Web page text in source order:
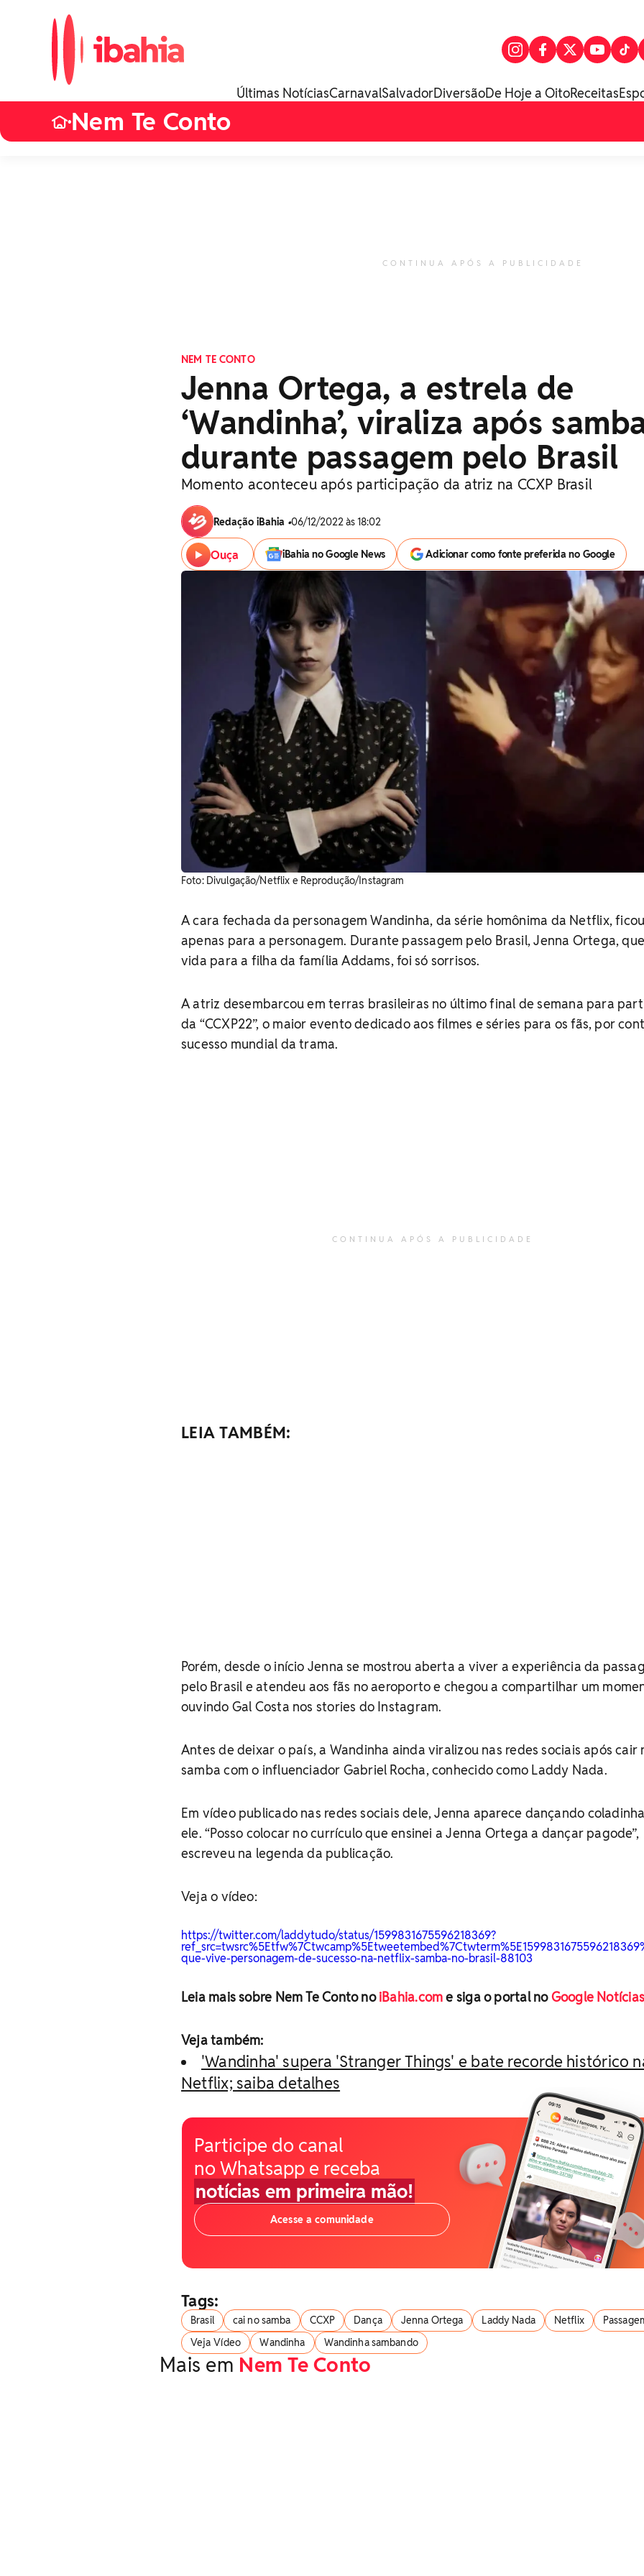
Últimas NotíciasCarnavalSalvadorDiversãoDe Hoje a OitoReceitas
•Nem Te Conto
CONTINUA APÓS A PUBLICIDADE
NEM TE CONTO
Jenna Ortega, a estrela de
‘Wandinha’, viraliza após
durante passagem pelo Brasil
Momento aconteceu após participação da atriz na CCXP Brasil
Redação iBahia •06/12/2022 às 18:02
Ouça iBahia no Google News Adicionar como fonte preferida no Google
Foto: Divulgação/Netflix e Reprodução/Instagram
A cara fechada da personagem Wandinha, da série homônima da Netflix,
apenas para a personagem. Durante passagem pelo Brasil, Jenna Ortega,
vida para a filha da família Addams, foi só sorrisos.
A atriz desembarcou em terras brasileiras no último final de semana para
da “CCXP22”, o maior evento dedicado aos filmes e séries para os fãs, por
sucesso mundial da trama.
CONTINUA APÓS A PUBLICIDADE
LEIA TAMBÉM:
Porém, desde o início Jenna se mostrou aberta a viver a experiência da
pelo Brasil e atendeu aos fãs no aeroporto e chegou a compartilhar um
ouvindo Gal Costa nos stories do Instagram.
Antes de deixar o país, a Wandinha ainda viralizou nas redes sociais após cair
samba com o influenciador Gabriel Rocha, conhecido como Laddy Nada.
Em vídeo publicado nas redes sociais dele, Jenna aparece dançando
ele. “Posso colocar no currículo que ensinei a Jenna Ortega a dançar pagode”,
escreveu na legenda da publicação.
Veja o vídeo:
https://twitter.com/laddytudo/status/1599831675596218369?
que-vive-personagem-de-sucesso-na-netflix-samba-no-brasil-88103
Leia mais sobre Nem Te Conto noiBahia.come siga o portal noGoogle Notícias
Veja também:
'Wandinha' supera 'Stranger Things' e bate recorde histórico
Netflix; saiba detalhes
Participe do canal
no Whatsapp e receba
notícias em primeira mão!
Acesse a comunidade
Tags:
Brasil cai no samba CCXP Dança Jenna Ortega Laddy Nada Netflix
Veja Vídeo
Wandinha Wandinha sambando
Mais em Nem Te Conto